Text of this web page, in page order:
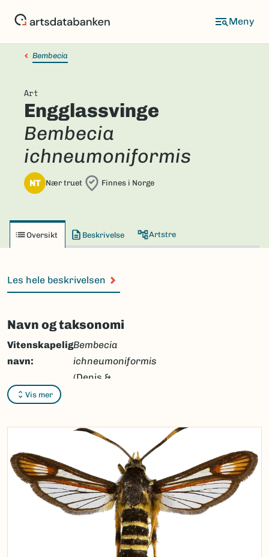
Bembecia
Art
Engglassvinge
Bembecia
ichneumoniformis
NT Nær truet Finnes i Norge
Oversikt Beskrivelse Artstre
Les hele beskrivelsen
Navn og taksonomi
Vis mer
Vitenskapelig
navn:
Bembecia
ichneumoniformis
(Denis &
engglassvinge
Nynorsk:engglasveng
Nordsamisk/Davvisámegiella:Ingen
Vitenskapelig navn ID:45637
28860
Gå til Nortaxa for flere detaljer